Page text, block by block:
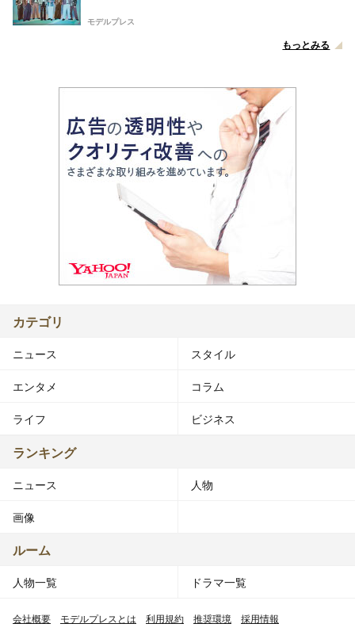
モデルプレス
もっとみる
カテゴリ
ニュース スタイル
エンタメ コラム
ライフ ビジネス
ランキング
ニュース 人物
画像
ルーム
人物一覧 ドラマ一覧
会社概要 モデルプレスとは 利用規約 推奨環境 採用情報